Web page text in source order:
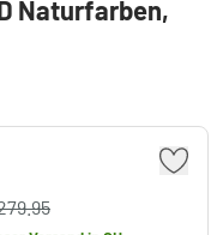
Naturfarben,